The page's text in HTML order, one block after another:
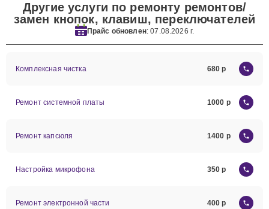
Другие услуги по ремонту ремонтов/
замен кнопок, клавиш, переключателей
Прайс обновлен: 07.08.2026 г.
Комплексная чистка 680
Ремонт системной платы 1000
Ремонт капсюля 1400
Настройка микрофона 350
Ремонт электронной части 400